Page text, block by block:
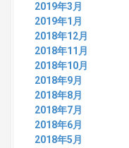
2019年3月
2019年1月
2018年12月
2018年11月
2018年10月
2018年9月
2018年8月
2018年7月
2018年6月
2018年5月